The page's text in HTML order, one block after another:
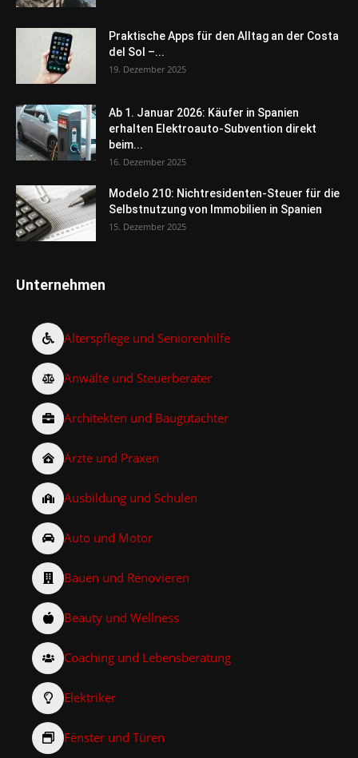
Praktische Apps für den Alltag an der Costa
del Sol –...
19. Dezember 2025
Ab 1. Januar 2026: Käufer in Spanien
erhalten Elektroauto-Subvention direkt
beim...
16. Dezember 2025
Modelo 210: Nichtresidenten-Steuer für die
Selbstnutzung von Immobilien in Spanien
15. Dezember 2025
Unternehmen
Alterspflege und Seniorenhilfe
Anwälte und Steuerberater
Architekten und Baugutachter
Ärzte und Praxen
Ausbildung und Schulen
Auto und Motor
Bauen und Renovieren
Beauty und Wellness
Coaching und Lebensberatung
Elektriker
Fenster und Türen